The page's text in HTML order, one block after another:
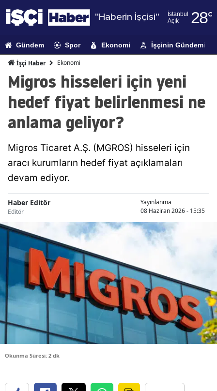
"Haberin İşçisi"
İstanbul
Açık
28°
Adıyaman
Ağrı
Amasya
Antalya
Artvin
Balıkesir
Bolu
Burdur
Bursa
Çanakkale
Çorum
Gündem Spor Ekonomi İşçinin Gündemi
İşçi Haber Ekonomi
Migros hisseleri için yeni
hedef fiyat belirlenmesi ne
anlama geliyor?
Migros Ticaret A.Ş. (MGROS) hisseleri için
aracı kurumların hedef fiyat açıklamaları
devam ediyor.
Haber Editör
Editör
Yayınlanma
08 Haziran 2026 - 15:35
Okunma Süresi: 2 dk